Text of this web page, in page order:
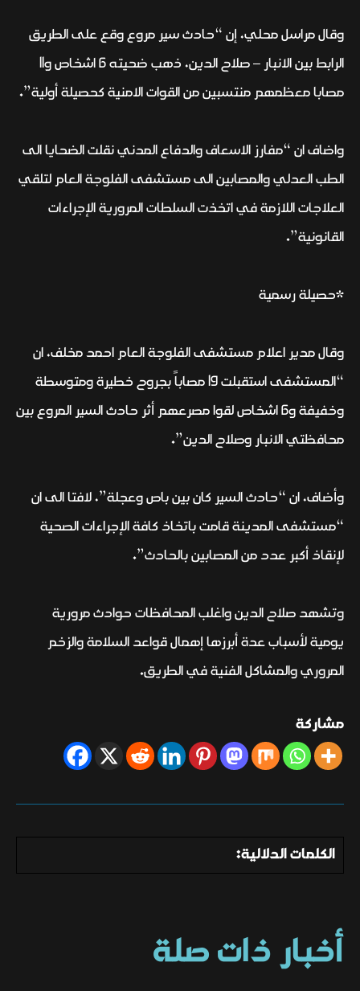
وقال مراسل محلي، إن “حادث سير مروع وقع على الطريق
الرابط بين الانبار – صلاح الدين، ذهب ضحيته 6 اشخاص و11
مصابا معظمهم منتسبين من القوات الامنية كحصيلة أولية”.
واضاف ان “مفارز الاسعاف والدفاع المدني نقلت الضحايا الى
الطب العدلي والمصابين الى مستشفى الفلوجة العام لتلقي
العلاجات اللازمة في اتخذت السلطات المرورية الإجراءات
القانونية”.
*حصيلة رسمية
وقال مدير اعلام مستشفى الفلوجة العام احمد مخلف، ان
“المستشفى استقبلت 19 مصاباً بجروح خطيرة ومتوسطة
وخفيفة و6 اشخاص لقوا مصرعهم أثر حادث السير المروع بين
محافظتي الانبار وصلاح الدين”.
وأضاف، ان “حادث السير كان بين باص وعجلة”، لافتا الى ان
“مستشفى المدينة قامت باتخاذ كافة الإجراءات الصحية
لإنقاذ أكبر عدد من المصابين بالحادث”.
وتشهد صلاح الدين واغلب المحافظات حوادث مرورية
يومية لأسباب عدة أبرزها إهمال قواعد السلامة والزخم
المروري والمشاكل الفنية في الطريق.
مشاركة
الكلمات الدلالية:
أخبار ذات صلة